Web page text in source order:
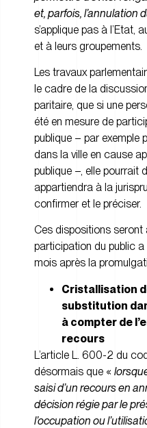
et, parfois, l’annulation
s’applique pas à l’Etat,
et à leurs groupements.
Les travaux
le cadre de la
paritaire, que si une
été en mesure de
publique – par exemple
dans la ville en cause
publique –, elle pourrait
appartiendra à la
confirmer et le préciser.
Ces dispositions seront
participation du public a
mois après la
Cristallisation
substitution
à compter de
recours
L’article L. 600-2 du
désormais que «
saisi d’un recours en
décision régie par le
l’occupation ou